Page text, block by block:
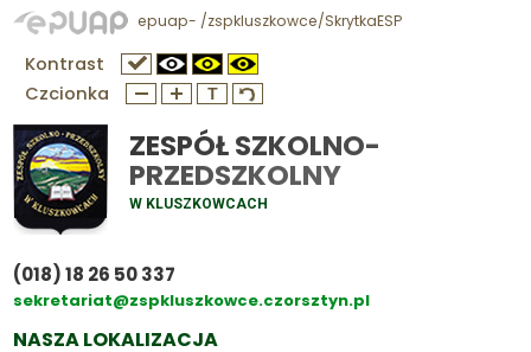
epuap- /zspkluszkowce/SkrytkaESP
Kontrast
Czcionka
ZESPÓŁ SZKOLNO-
PRZEDSZKOLNY
W KLUSZKOWCACH
(018) 18 26 50 337
sekretariat@zspkluszkowce.czorsztyn.pl
NASZA LOKALIZACJA